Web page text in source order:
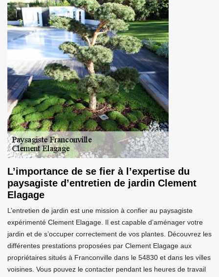
L’importance de se fier à l’expertise du
paysagiste d’entretien de jardin Clement
Elagage
L’entretien de jardin est une mission à confier au paysagiste
expérimenté Clement Elagage. Il est capable d’aménager votre
jardin et de s’occuper correctement de vos plantes. Découvrez les
différentes prestations proposées par Clement Elagage aux
propriétaires situés à Franconville dans le 54830 et dans les villes
voisines. Vous pouvez le contacter pendant les heures de travail